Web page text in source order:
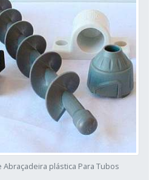
Abraçadeira plástica Para Tubos